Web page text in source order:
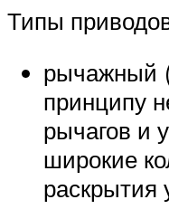
Типы
рычажный
принципу
рычагов и
широкие
раскрытия